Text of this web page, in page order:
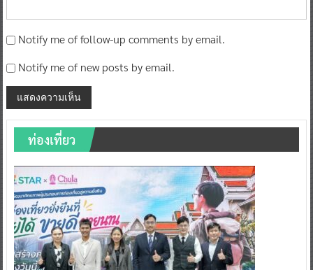
Notify me of follow-up comments by email.
Notify me of new posts by email.
ท่องเที่ยว